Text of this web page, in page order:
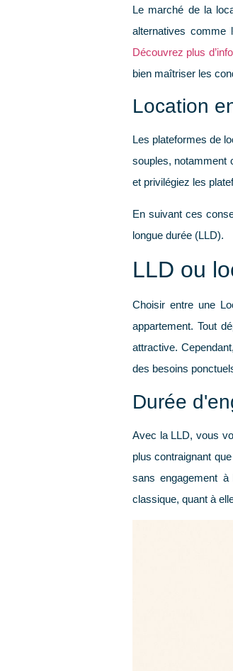
Le marché de la
alternatives comme
Découvrez plus
bien maîtriser les
Location
Les plateformes de
souples, notamment
et privilégiez les
En suivant ces
longue durée (LLD).
LLD ou
Choisir entre une
appartement. Tout
attractive.
des besoins
Durée
Avec la LLD, vous
plus contraignant
sans engagement
classique, quant à